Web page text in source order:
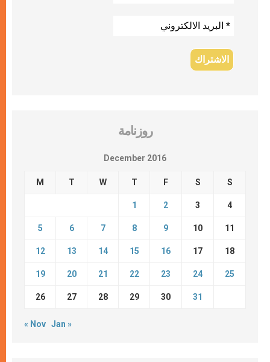
روزنامة
December 2016
M T W T F S S
1 2 3 4
5 6 7 8 9 10 11
12 13 14 15 16 17 18
19 20 21 22 23 24 25
26 27 28 29 30 31
« Nov Jan »